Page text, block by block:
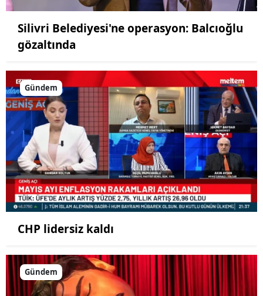
Silivri Belediyesi'ne operasyon: Balcıoğlu
gözaltında
Gündem
CHP lidersiz kaldı
Gündem